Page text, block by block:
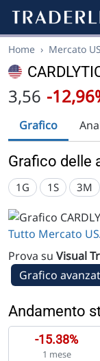
Home › Mercato
3,56 -
Grafico
Grafico delle
1G 1S 3M
Tutto Mercato
Prova su Visual
Grafico
Andamento
-15.38%
1 mese